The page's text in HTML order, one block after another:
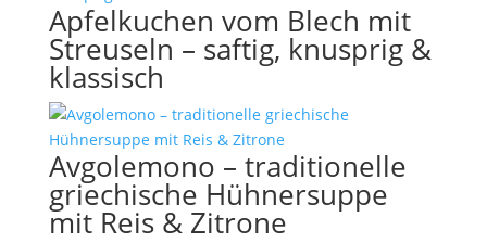
Apfelkuchen vom Blech mit
Streuseln – saftig, knusprig &
klassisch
Avgolemono – traditionelle
griechische Hühnersuppe
mit Reis & Zitrone